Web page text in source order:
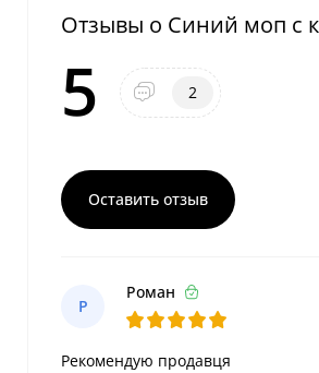
Отзывы о Синий моп с
5 2
Оставить отзыв
Р
Роман
Рекомендую продавця